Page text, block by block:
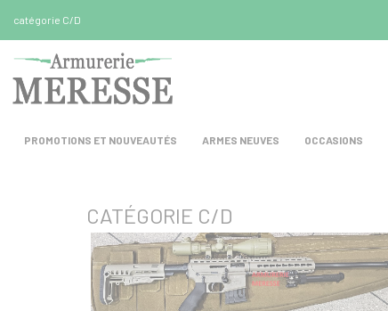
catégorie C/D
PROMOTIONS ET NOUVEAUTÉS ARMES NEUVES OCCASIONS
CATÉGORIE C/D